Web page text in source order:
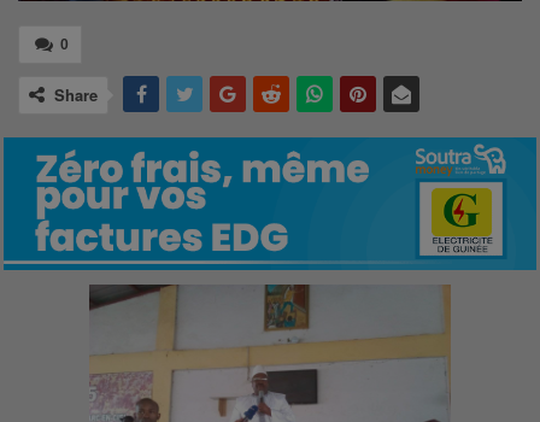
0
Share